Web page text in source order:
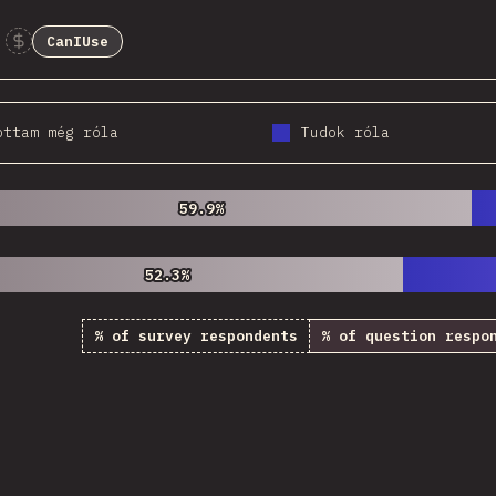
Sponsor This Chart
CanIUse
még róla Tudok róla
59.9%
59.9%
52.3%
52.3%
% of survey respondents % of question